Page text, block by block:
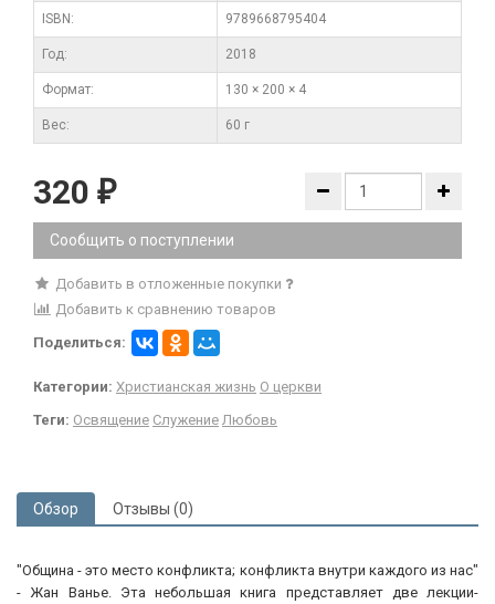
ISBN: 9789668795404
Год: 2018
Формат: 130 × 200 × 4
Вес: 60 г
320 ₽
Сообщить о поступлении
Добавить в отложенные покупки
Добавить к сравнению товаров
Поделиться:
Категории: Христианская жизнь О церкви
Теги: Освящение Служение Любовь
Обзор Отзывы (0)
"Община - это место конфликта; конфликта внутри каждого из нас"
- Жан Ванье. Эта небольшая книга представляет две лекции-